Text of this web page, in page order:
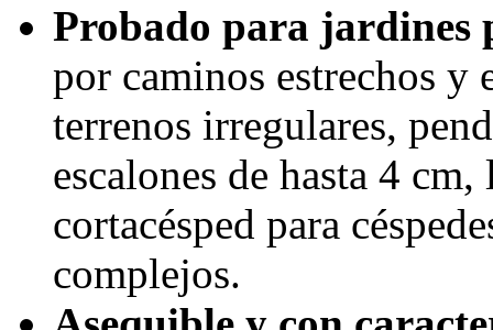
Probado para jardines
por caminos estrechos y
terrenos irregulares,
escalones de hasta 4
cortacésped para
complejos.